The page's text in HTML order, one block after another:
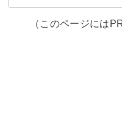
（このページには